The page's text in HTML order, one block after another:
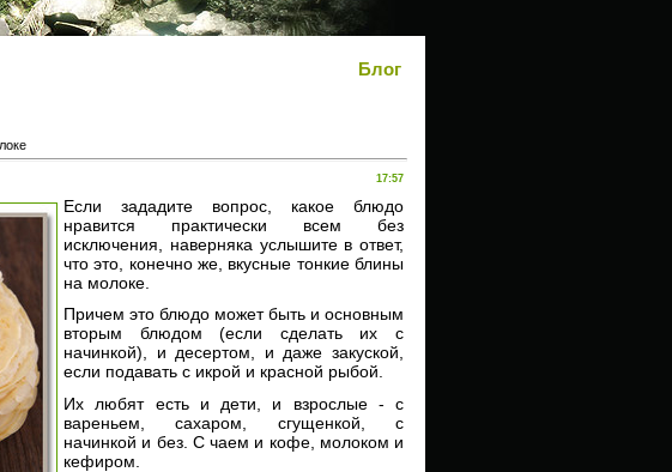
Блог
17:57
Если зададите вопрос, какое блюдо
нравится практически всем без
исключения, наверняка услышите в ответ,
что это, конечно же, вкусные тонкие блины
на молоке.
Причем это блюдо может быть и основным
вторым блюдом (если сделать их с
начинкой), и десертом, и даже закуской,
если подавать с икрой и красной рыбой.
Их любят есть и дети, и взрослые - с
вареньем, сахаром, сгущенкой, с
начинкой и без. С чаем и кофе, молоком и
кефиром.